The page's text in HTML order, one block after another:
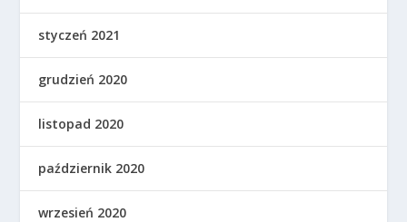
styczeń 2021
grudzień 2020
listopad 2020
październik 2020
wrzesień 2020